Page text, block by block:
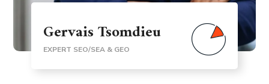
Gervais Tsomdieu
EXPERT SEO/SEA & GEO